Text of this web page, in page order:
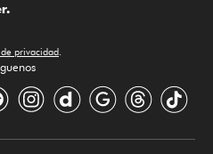
privacidad.